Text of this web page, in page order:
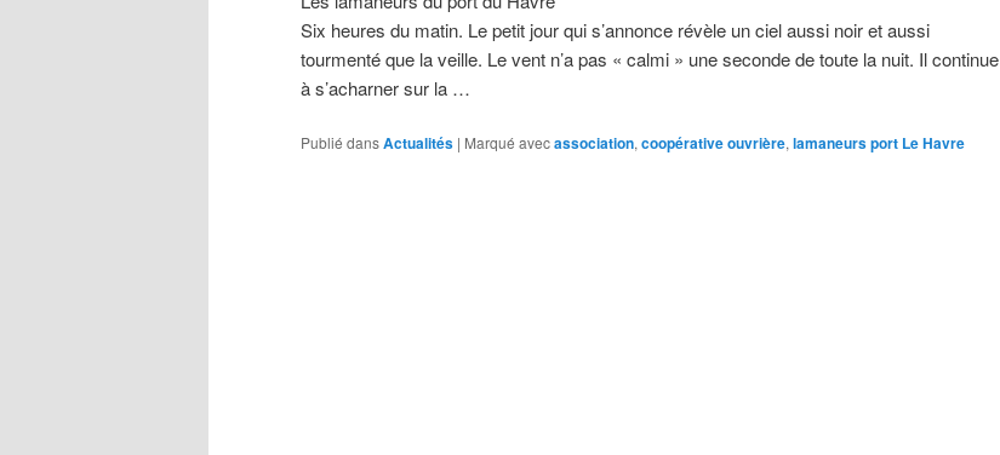
Six heures du matin. Le petit jour qui s’annonce révèle un ciel aussi noir et aussi
tourmenté que la veille. Le vent n’a pas « calmi » une seconde de toute la nuit. Il continue
à s’acharner sur la …
Publié dansActualités | Marqué avecassociation, coopérative ouvrière, lamaneurs port Le Havre